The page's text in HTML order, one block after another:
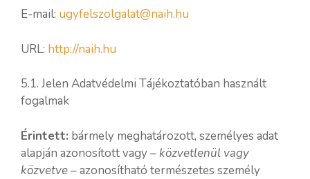
E-mail: ugyfelszolgalat@naih.hu
URL: http://naih.hu
5.1. Jelen Adatvédelmi Tájékoztatóban használt
fogalmak
Érintett: bármely meghatározott, személyes adat
alapján azonosított vagy –közvetlenül vagy
közvetve– azonosítható természetes személy